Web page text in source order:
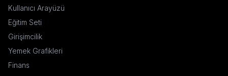
Kullanıcı Arayüzü
Eğitim Seti
Girişimcilik
Yemek Grafikleri
Finans